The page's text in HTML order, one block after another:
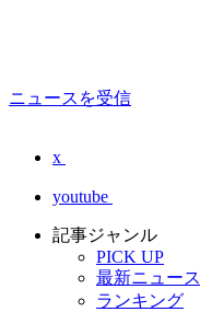
ニュースを受信
x
youtube
記事ジャンル
PICK UP
最新ニュース
ランキング